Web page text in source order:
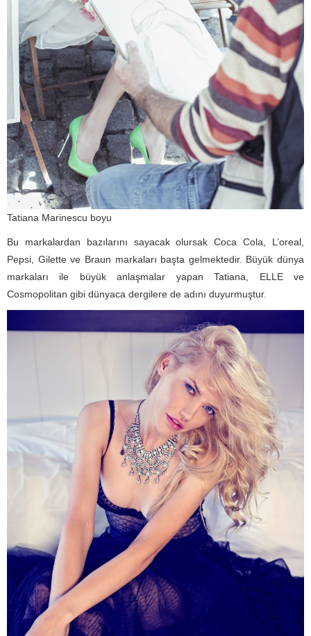
Tatiana Marinescu boyu
Bu markalardan bazılarını sayacak olursak Coca Cola, L’oreal,
Pepsi, Gilette ve Braun markaları başta gelmektedir. Büyük dünya
markaları ile büyük anlaşmalar yapan Tatiana, ELLE ve
Cosmopolitan gibi dünyaca dergilere de adını duyurmuştur.